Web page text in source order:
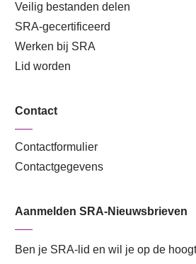
Veilig bestanden delen
SRA-gecertificeerd
Werken bij SRA
Lid worden
Contact
Contactformulier
Contactgegevens
Aanmelden SRA-Nieuwsbrieven
Ben je SRA-lid en wil je op de